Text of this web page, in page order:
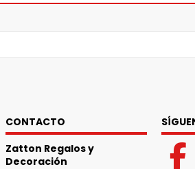
CONTACTO
Zatton Regalos y
Decoración